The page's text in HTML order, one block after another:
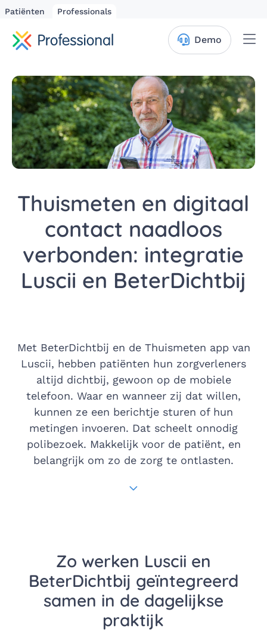
Patiënten Professionals
Demo
Thuismeten en digitaal
contact naadloos
verbonden: integratie
Luscii en BeterDichtbij
Met BeterDichtbij en de Thuismeten app van
Luscii, hebben patiënten hun zorgverleners
altijd dichtbij, gewoon op de mobiele
telefoon. Waar en wanneer zij dat willen,
kunnen ze een berichtje sturen of hun
metingen invoeren. Dat scheelt onnodig
polibezoek. Makkelijk voor de patiënt, en
belangrijk om zo de zorg te ontlasten.
Zo werken Luscii en
BeterDichtbij geïntegreerd
samen in de dagelijkse
praktijk